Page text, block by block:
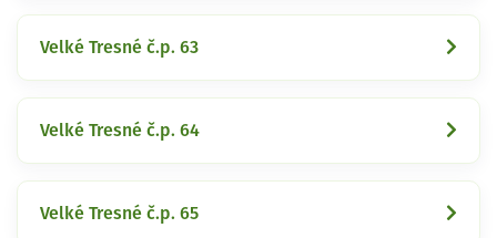
Velké Tresné č.p. 63
Velké Tresné č.p. 64
Velké Tresné č.p. 65